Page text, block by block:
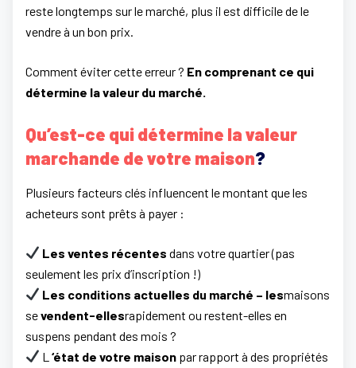
reste longtemps sur le marché, plus il est difficile de le
vendre à un bon prix.
Comment éviter cette erreur ? En comprenant ce qui
détermine la valeur du marché.
Qu’est-ce qui détermine la valeur
marchande de votre maison?
Plusieurs facteurs clés influencent le montant que les
acheteurs sont prêts à payer :
Les ventes récentes dans votre quartier (pas
seulement les prix d’inscription !)
Les conditions actuelles du marché – lesmaisons
sevendent-ellesrapidement ou restent-elles en
suspens pendant des mois ?
L‘état de votre maison par rapport à des propriétés